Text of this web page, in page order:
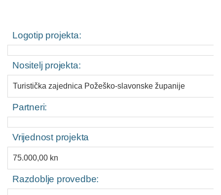
Logotip projekta:
Nositelj projekta:
Turistička zajednica Požeško-slavonske županije
Partneri:
Vrijednost projekta
75.000,00 kn
Razdoblje provedbe: